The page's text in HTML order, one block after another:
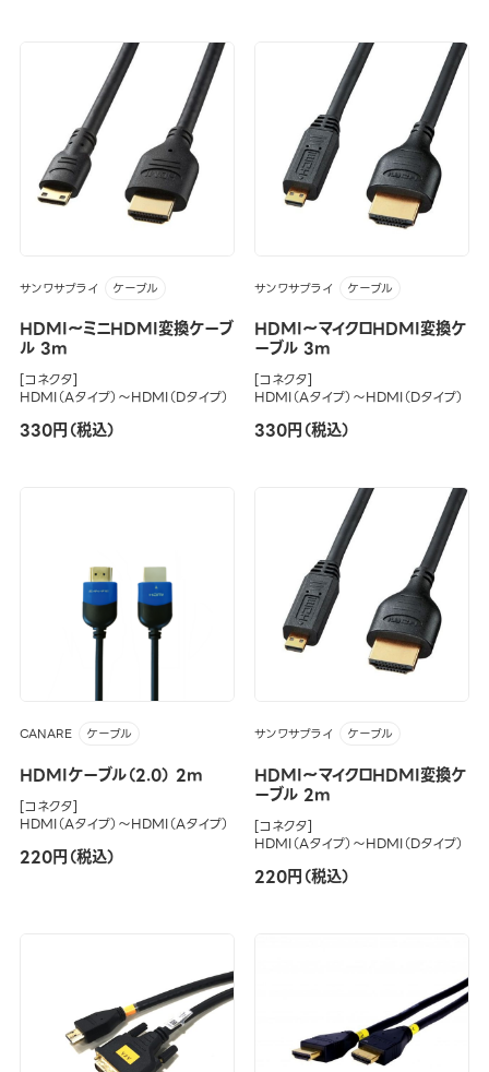
サンワサプライ ケーブル
HDMI～ミニHDMI変換ケーブ
ル 3m
[コネクタ]
HDMI（Aタイプ）～HDMI（Dタイプ）
330円（税込）
サンワサプライ ケーブル
HDMI～マイクロHDMI変換ケ
ーブル 3m
[コネクタ]
HDMI（Aタイプ）～HDMI（Dタイプ）
330円（税込）
CANARE ケーブル
HDMIケーブル（2.0） 2m
[コネクタ]
HDMI（Aタイプ）～HDMI（Aタイプ）
220円（税込）
サンワサプライ ケーブル
HDMI～マイクロHDMI変換ケ
ーブル 2m
[コネクタ]
HDMI（Aタイプ）～HDMI（Dタイプ）
220円（税込）